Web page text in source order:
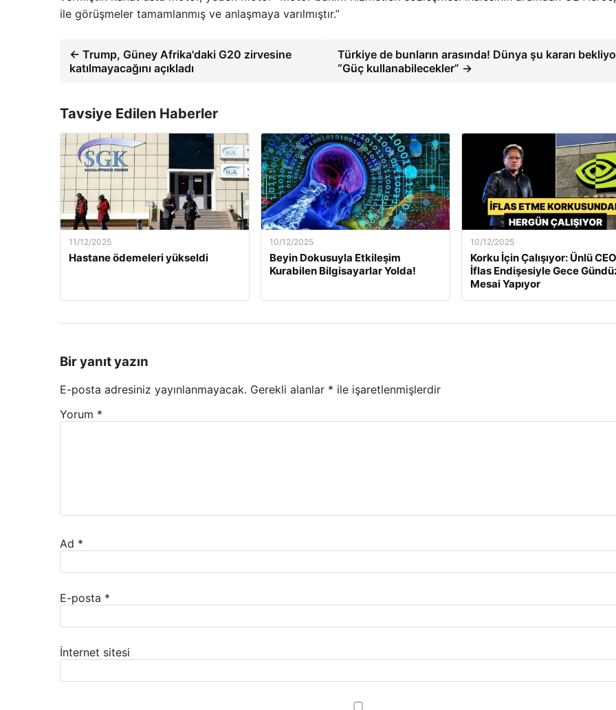
ile görüşmeler tamamlanmış ve anlaşmaya varılmıştır.”
← Trump, Güney Afrika'daki G20 zirvesine
katılmayacağını açıkladı
Türkiye de bunların arasında! Dünya şu kararı
“Güç kullanabilecekler” →
Tavsiye Edilen Haberler
11/12/2025
Hastane ödemeleri yükseldi
10/12/2025
Beyin Dokusuyla Etkileşim
Kurabilen Bilgisayarlar Yolda!
10/12/2025
Korku İçin Çalışıyor: Ünlü
İflas Endişesiyle Gece
Mesai Yapıyor
Bir yanıt yazın
E-posta adresiniz yayınlanmayacak. Gerekli alanlar * ile işaretlenmişlerdir
Yorum *
Ad *
E-posta *
İnternet sitesi